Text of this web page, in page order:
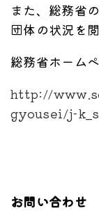
また、総務省
団体の状況を
総務省ホーム
http://
gyousei/j-
お問い合わせ